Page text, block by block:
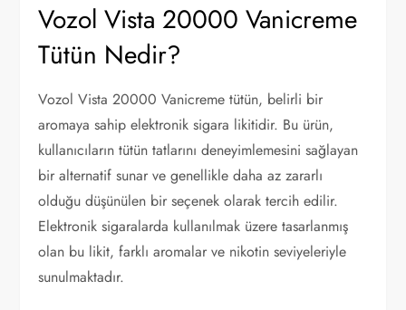
Vozol Vista 20000 Vanicreme
Tütün Nedir?
Vozol Vista 20000 Vanicreme tütün, belirli bir
aromaya sahip elektronik sigara likitidir. Bu ürün,
kullanıcıların tütün tatlarını deneyimlemesini sağlayan
bir alternatif sunar ve genellikle daha az zararlı
olduğu düşünülen bir seçenek olarak tercih edilir.
Elektronik sigaralarda kullanılmak üzere tasarlanmış
olan bu likit, farklı aromalar ve nikotin seviyeleriyle
sunulmaktadır.